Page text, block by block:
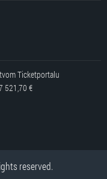
Ticketportalu
521,70 €
reserved.